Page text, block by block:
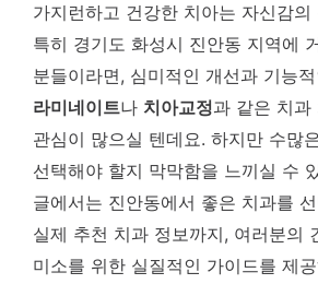
가지런하고 건강한 치아는 자신감의
특히 경기도 화성시 진안동 지역에
분들이라면, 심미적인 개선과 기능
라미네이트나 치아교정과 같은 치과
관심이 많으실 텐데요. 하지만 수많
선택해야 할지 막막함을 느끼실 수
글에서는 진안동에서 좋은 치과를
실제 추천 치과 정보까지, 여러분의
미소를 위한 실질적인 가이드를 제